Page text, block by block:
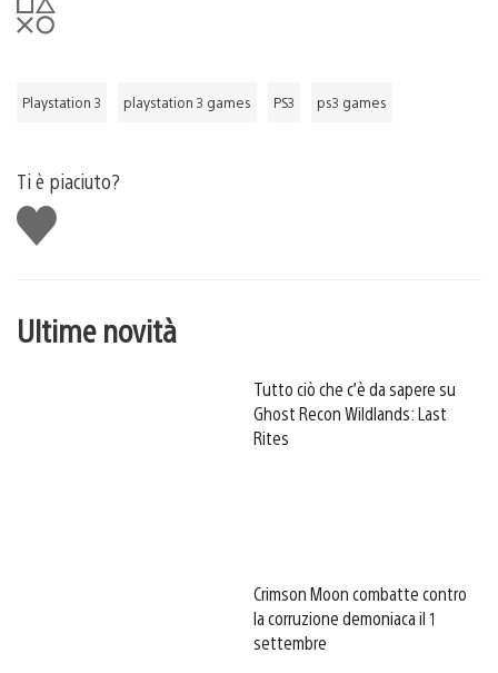
Playstation 3 playstation 3 games PS3 ps3 games
Ti è piaciuto?
Mi
piace
Ultime novità
Tutto ciò che c’è da sapere su
Ghost Recon Wildlands: Last
Rites
Crimson Moon combatte contro
la corruzione demoniaca il 1
settembre